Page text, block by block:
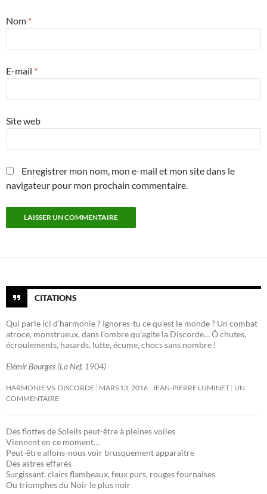
Nom *
E-mail *
Site web
Enregistrer mon nom, mon e-mail et mon site dans le
navigateur pour mon prochain commentaire.
CITATIONS
Qui parle ici d’harmonie ? Ignores-tu ce qu’est le monde ? Un combat
atroce, monstrueux, dans l’ombre qu’agite la Discorde… Ô chutes,
écroulements, hasards, lutte, écume, chocs sans nombre !
Elémir Bourges (La Nef, 1904)
HARMONIE VS. DISCORDE MARS 13, 2016 JEAN-PIERRE LUMINET UN
COMMENTAIRE
Des flottes de Soleils peut-être à pleines voiles
Viennent en ce moment…
Peut-être allons-nous voir brusquement apparaître
Des astres effarés
Surgissant, clairs flambeaux, feux purs, rouges fournaises
Ou triomphes du Noir le plus noir